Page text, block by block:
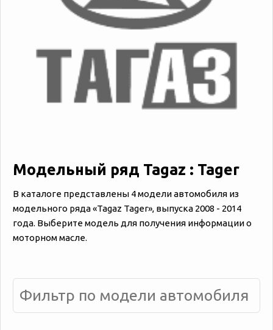
Модельный ряд Tagaz : Tager
В каталоге представлены 4 модели автомобиля из
модельного ряда «‎Tagaz Tager», выпуска 2008 - 2014
года. Выберите модель для получения информации о
моторном масле.